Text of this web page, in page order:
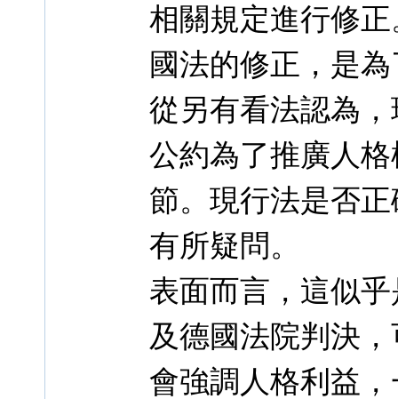
相關規定進行修
國法的修正，是
從另有看法認為
公約為了推廣人
節。現行法是否
有所疑問。
表面而言，這似
及德國法院判決
會強調人格利益